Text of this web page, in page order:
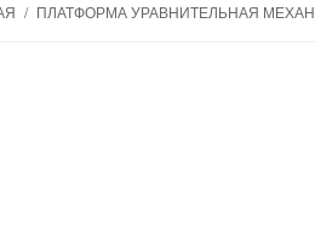
/ ПЛАТФОРМА УРАВНИТЕЛЬНАЯ